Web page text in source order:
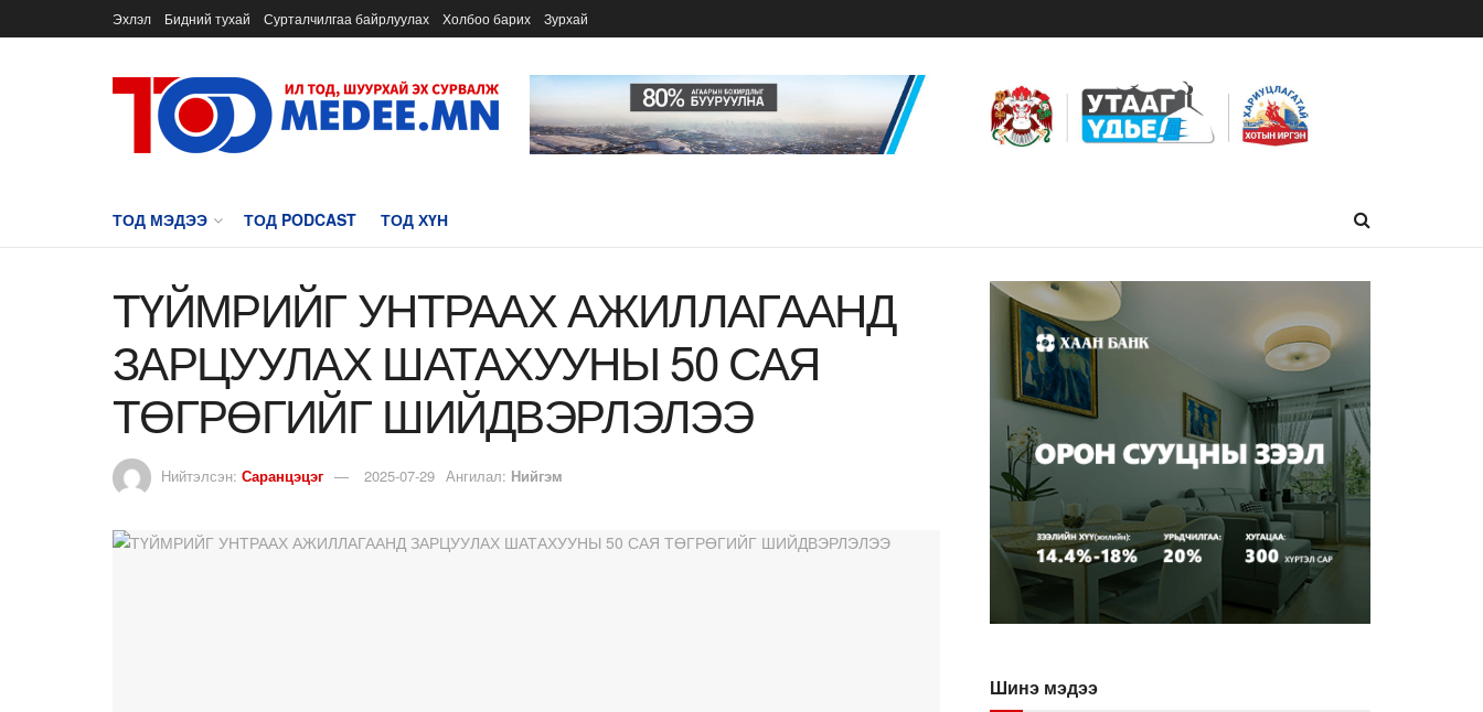
Эхлэл Бидний тухай Сурталчилгаа байрлуулах Холбоо барих Зурхай
ТОД МЭДЭЭ ТОД PODCAST ТОД ХҮН
ТҮЙМРИЙГ УНТРААХ АЖИЛЛАГААНД
ЗАРЦУУЛАХ ШАТАХУУНЫ 50 САЯ
ТӨГРӨГИЙГ ШИЙДВЭРЛЭЛЭЭ
Нийтэлсэн: Саранцэцэг 2025-07-29 Ангилал: Нийгэм
Шинэ мэдээ